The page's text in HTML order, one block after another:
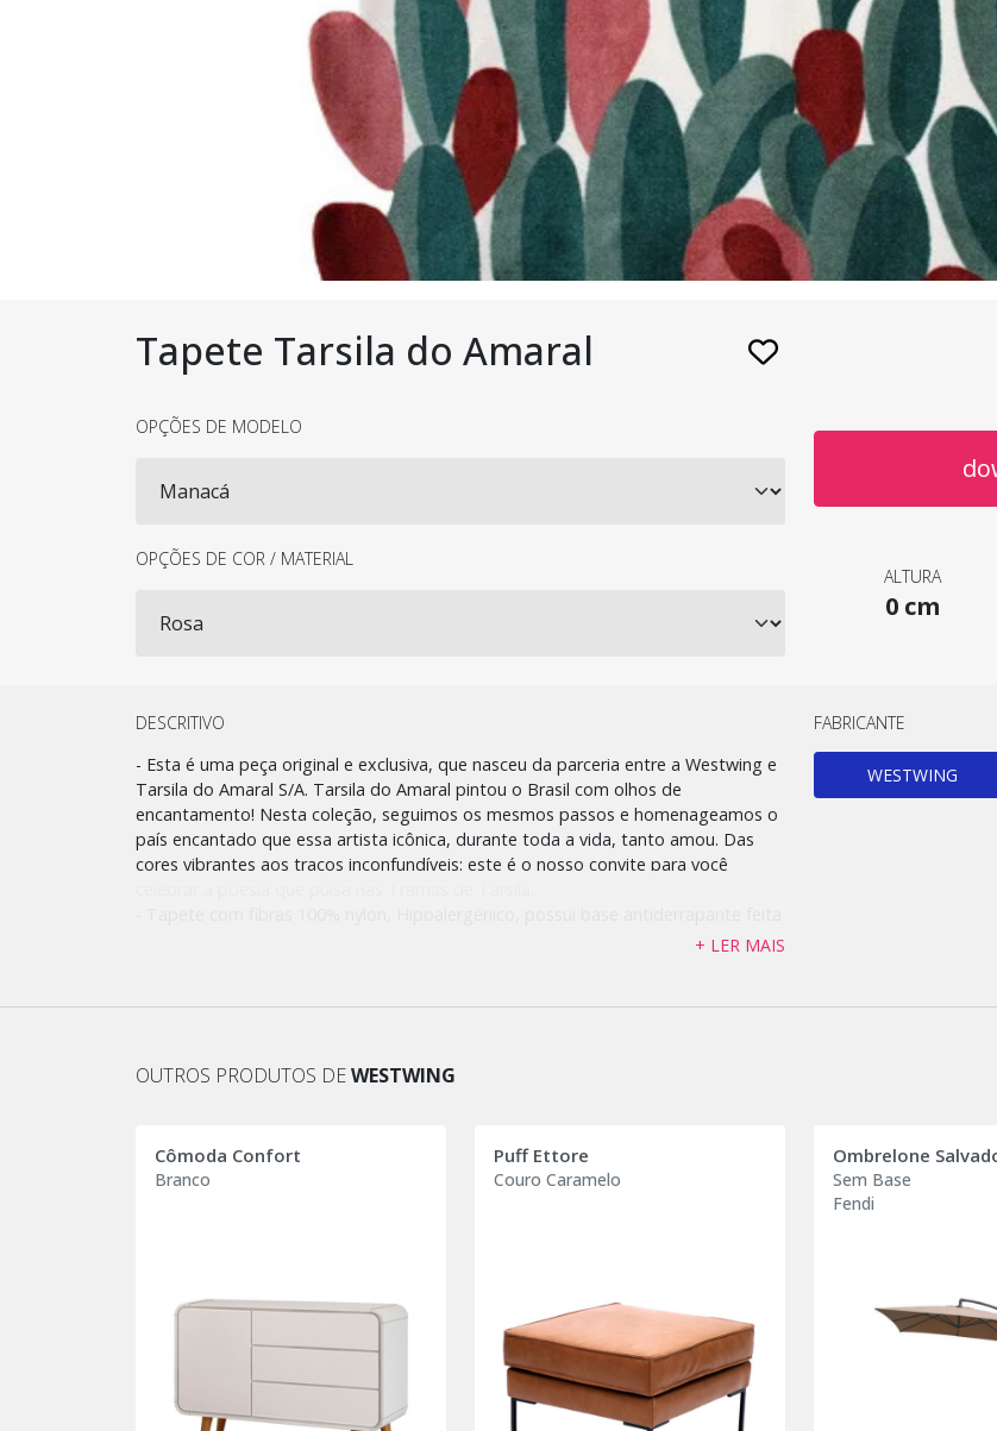
Tapete Tarsila do Amaral
OPÇÕES DE MODELO
OPÇÕES DE COR / MATERIAL
ALTURA
0 cm
DESCRITIVO
- Esta é uma peça original e exclusiva, que nasceu da parceria entre a Westwing e
Tarsila do Amaral S/A. Tarsila do Amaral pintou o Brasil com olhos de
encantamento! Nesta coleção, seguimos os mesmos passos e homenageamos o
país encantado que essa artista icônica, durante toda a vida, tanto amou. Das
cores vibrantes aos traços inconfundíveis: este é o nosso convite para você
em feltro super resistente com pontos emborrachados garantindo conforto e
- O acabamento é todo feito à mão e possui a borda virada sem costura
- É um tapete de grande durabilidade, conforto, e de fácil manutenção;
- A tinta utilizada é atóxica, com tratamento antibactericida que reduz
+ LER MAIS
FABRICANTE
WESTWING
OUTROS PRODUTOS DEWESTWING
Cômoda Confort
Branco
Puff Ettore
Couro Caramelo
Ombrelone
Sem Base
Fendi